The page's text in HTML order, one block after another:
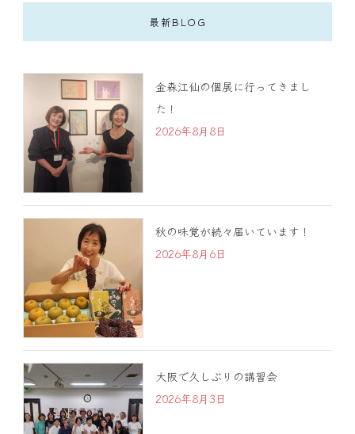
最新BLOG
金森江仙の個展に行ってきまし
た！
2026年8月8日
秋の味覚が続々届いています！
2026年8月6日
大阪で久しぶりの講習会
2026年8月3日